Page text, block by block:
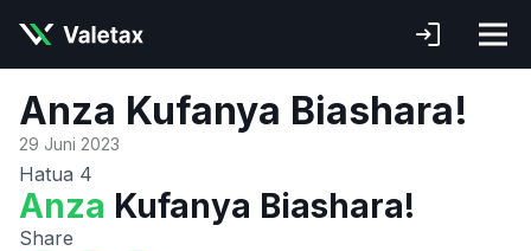
Anza Kufanya Biashara!
29 Juni 2023
Hatua 4
Anza Kufanya Biashara!
Share